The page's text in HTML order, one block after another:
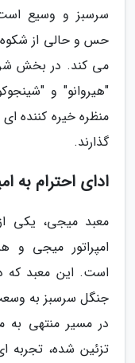
سرسبز و وسیع
حس و حالی از شکوه
می کند. در بخش
"هیروانو" و
منظره خیره کننده
گذارند.
ادای احترام به
معبد میجی، یکی
امپراتور میجی و
در مسیر منتهی به
تزئین شده،